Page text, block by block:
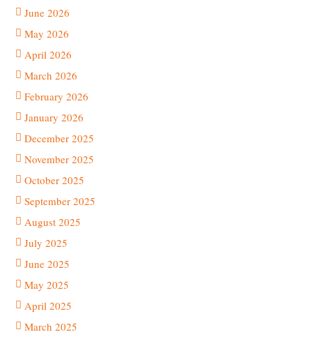
June 2026
May 2026
April 2026
March 2026
February 2026
January 2026
December 2025
November 2025
October 2025
September 2025
August 2025
July 2025
June 2025
May 2025
April 2025
March 2025